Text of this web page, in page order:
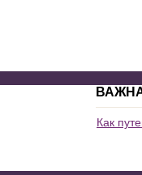
Как